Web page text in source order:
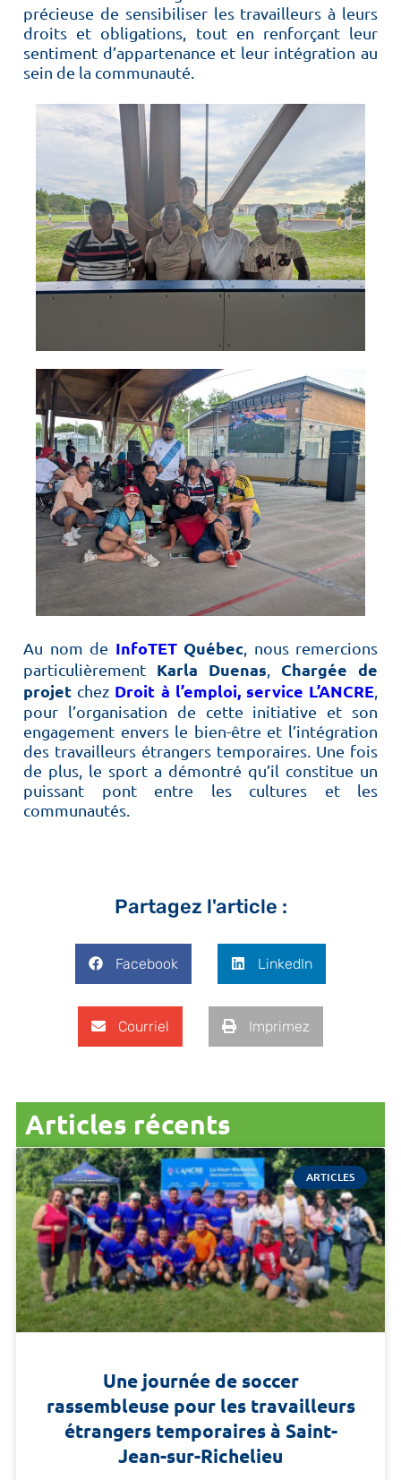
précieuse de sensibiliser les travailleurs à leurs
droits et obligations, tout en renforçant leur
sentiment d’appartenance et leur intégration au
sein de la communauté.
Au nom de InfoTETQuébec , nous remercions
particulièrement Karla Duenas
Chargée de
projet chez Droit à l’emploi, service L’ANCRE
pour l’organisation de cette initiative et son
engagement envers le bien-être et l’intégration
des travailleurs étrangers temporaires. Une fois
de plus, le sport a démontré qu’il constitue un
puissant pont entre les cultures et les
communautés.
Partagez l'article :
Facebook LinkedIn
Courriel Imprimez
Articles récents
ARTICLES
Une journée de soccer
rassembleuse pour les travailleurs
étrangers temporaires à Saint-
Jean-sur-Richelieu